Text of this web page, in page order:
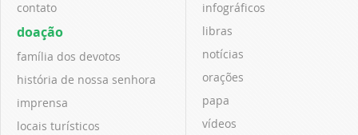
contato
doação
família dos devotos
história de nossa senhora
imprensa
locais turísticos
infográficos
libras
notícias
orações
papa
vídeos